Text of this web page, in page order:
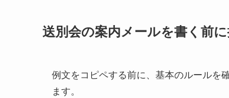
送別会の案内メールを書く前
例文をコピペする前に、基本のルールを
ます。